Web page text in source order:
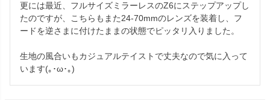
更には最近、フルサイズミラーレスのZ6にステップアップし
たのですが、こちらもまた24-70mmのレンズを装着し、フ
ードを逆さまに付けたままの状態でピッタリ入りました。
生地の風合いもカジュアルテイストで丈夫なので気に入って
います(｡･ω･｡)